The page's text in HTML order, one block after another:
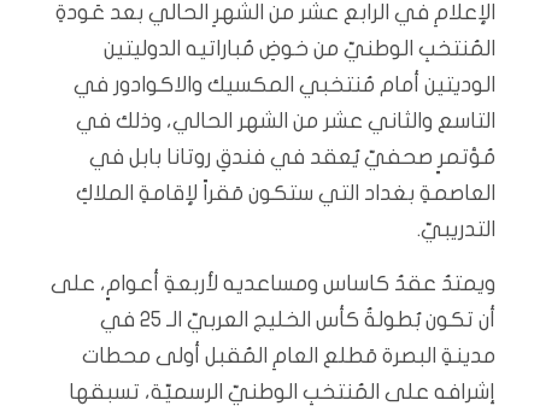
الإعلامِ في الرابع عشر من الشهرِ الحالي بعد عَودةِ
المُنتخبِ الوطنيّ من خوضِ مُباراتيه الدوليتين
الوديتين أمام مُنتخبي المكسيك والاكوادور في
التاسع والثاني عشر من الشهر الحالي، وذلك في
مُؤتمرٍ صحفيّ يُعقد في فندقِ روتانا بابل في
العاصمةِ بغداد التي ستكون مَقراً لإقامةِ الملاكِ
التدريبيّ.
ويمتدُ عقدُ كاساس ومساعديه لأربعةِ أعوامٍ، على
أن تكون بُطولةُ كأس الخليج العربيّ الـ 25 في
مدينةِ البصرة مَطلع العامِ المُقبل أولى محطات
إشرافه على المُنتخبِ الوطنيّ الرسميّة، تسبقها